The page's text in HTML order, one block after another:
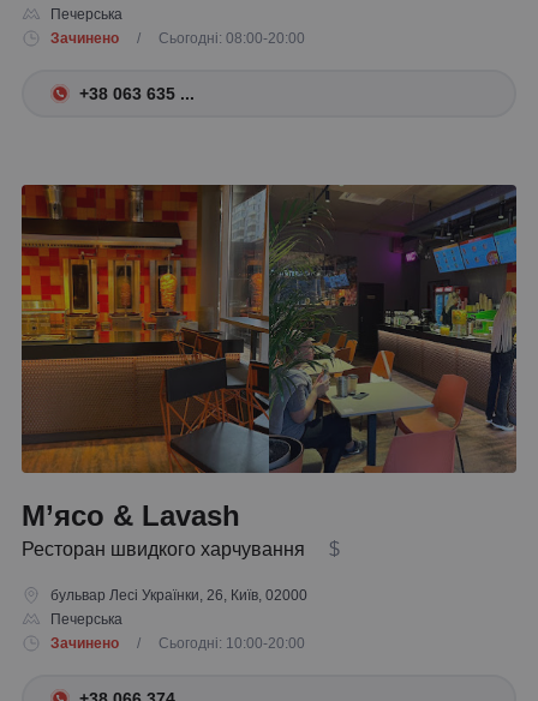
Печерська
Зачинено
/ Сьогодні: 08:00-20:00
+38 063 635 ...
М’ясо & Lavash
Ресторан швидкого харчування $
бульвар Лесі Українки, 26, Київ, 02000
Печерська
Зачинено
/ Сьогодні: 10:00-20:00